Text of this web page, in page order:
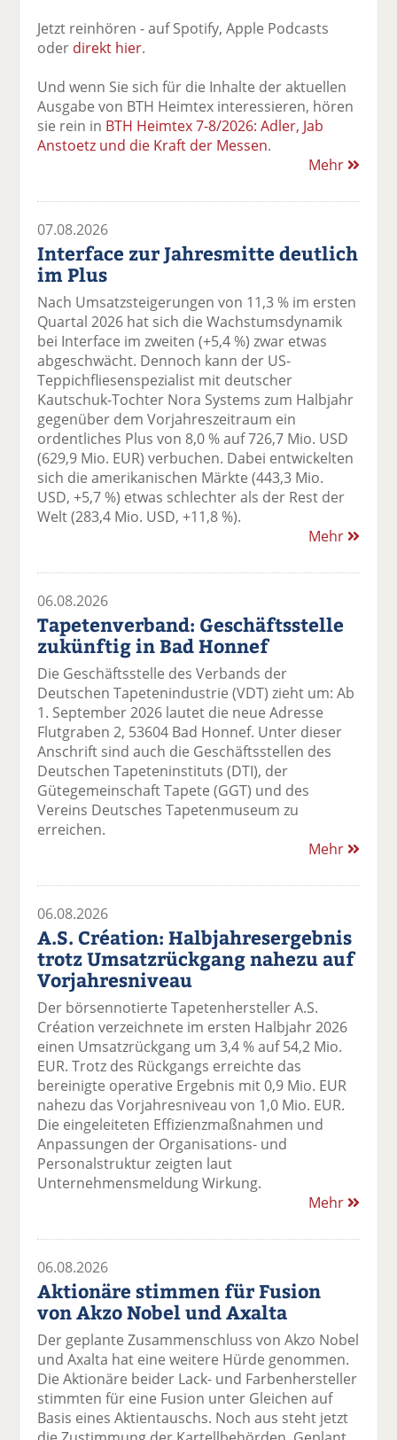
Jetzt reinhören - auf Spotify, Apple Podcasts
oder direkt hier.
Und wenn Sie sich für die Inhalte der aktuellen
Ausgabe von BTH Heimtex interessieren, hören
sie rein in BTH Heimtex 7-8/2026: Adler, Jab
Anstoetz und die Kraft der Messen.
Mehr
07.08.2026
Interface zur Jahresmitte deutlich
im Plus
Nach Umsatzsteigerungen von 11,3 % im ersten
Quartal 2026 hat sich die Wachstumsdynamik
bei Interface im zweiten (+5,4 %) zwar etwas
abgeschwächt. Dennoch kann der US-
Teppichfliesenspezialist mit deutscher
Kautschuk-Tochter Nora Systems zum Halbjahr
gegenüber dem Vorjahreszeitraum ein
ordentliches Plus von 8,0 % auf 726,7 Mio. USD
(629,9 Mio. EUR) verbuchen. Dabei entwickelten
sich die amerikanischen Märkte (443,3 Mio.
USD, +5,7 %) etwas schlechter als der Rest der
Welt (283,4 Mio. USD, +11,8 %).
Mehr
06.08.2026
Tapetenverband: Geschäftsstelle
zukünftig in Bad Honnef
Die Geschäftsstelle des Verbands der
Deutschen Tapetenindustrie (VDT) zieht um: Ab
1. September 2026 lautet die neue Adresse
Flutgraben 2, 53604 Bad Honnef. Unter dieser
Anschrift sind auch die Geschäftsstellen des
Deutschen Tapeteninstituts (DTI), der
Gütegemeinschaft Tapete (GGT) und des
Vereins Deutsches Tapetenmuseum zu
erreichen.
Mehr
06.08.2026
A.S. Création: Halbjahresergebnis
trotz Umsatzrückgang nahezu auf
Vorjahresniveau
Der börsennotierte Tapetenhersteller A.S.
Création verzeichnete im ersten Halbjahr 2026
einen Umsatzrückgang um 3,4 % auf 54,2 Mio.
EUR. Trotz des Rückgangs erreichte das
bereinigte operative Ergebnis mit 0,9 Mio. EUR
nahezu das Vorjahresniveau von 1,0 Mio. EUR.
Die eingeleiteten Effizienzmaßnahmen und
Anpassungen der Organisations- und
Personalstruktur zeigten laut
Unternehmensmeldung Wirkung.
Mehr
06.08.2026
Aktionäre stimmen für Fusion
von Akzo Nobel und Axalta
Der geplante Zusammenschluss von Akzo Nobel
und Axalta hat eine weitere Hürde genommen.
Die Aktionäre beider Lack- und Farbenhersteller
stimmten für eine Fusion unter Gleichen auf
Basis eines Aktientauschs. Noch aus steht jetzt